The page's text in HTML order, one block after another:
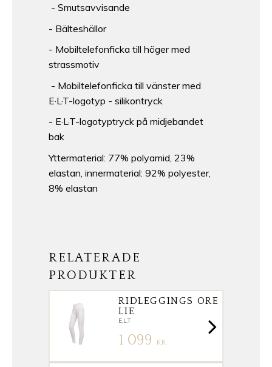
- Smutsavvisande
- Bälteshällor
- Mobiltelefonficka till höger med
strassmotiv
- Mobiltelefonficka till vänster med
E·L·T-logotyp - silikontryck
- E·L·T-logotyptryck på midjebandet
bak
Yttermaterial: 77% polyamid, 23%
elastan, innermaterial: 92% polyester,
8% elastan
RELATERADE
PRODUKTER
RIDLEGGINGS ORE
LIE
E.L.T
1 099 KR